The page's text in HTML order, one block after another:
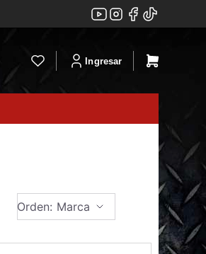
Ingresar
Orden: Marca